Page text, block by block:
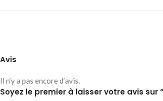
Avis
Il n’y a pas encore d’avis.
Soyez le premier à laisser votre avis sur